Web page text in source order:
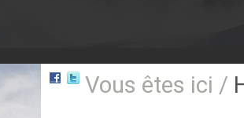
Vous êtes ici /